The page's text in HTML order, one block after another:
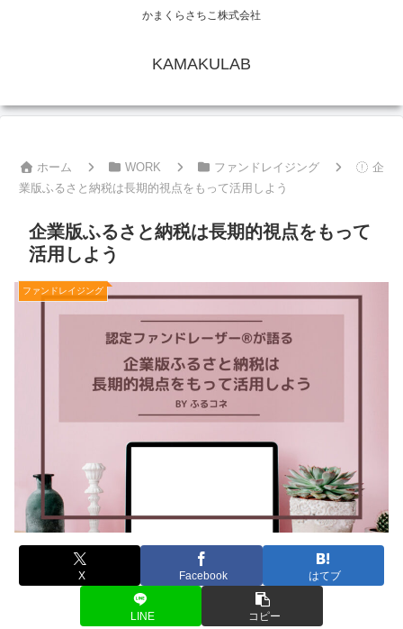
かまくらさちこ株式会社
KAMAKULAB
ホーム WORK ファンドレイジング
企
業版ふるさと納税は長期的視点をもって活用しよう
企業版ふるさと納税は長期的視点をもって
活用しよう
ファンドレイジング
X Facebook はてブ
LINE コピー